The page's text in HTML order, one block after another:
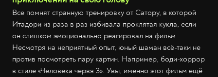
Все помнят странную тренировку от Сатору, в которой
Итадори из раза в раз избивала проклятая кукла, если
он слишком эмоционально реагировал на фильм.
Несмотря на неприятный опыт, юный шаман всё-таки не
против посмотреть пару картин. Например, боди-хоррор
в стиле «Человека червя 3». Увы, именно этот фильм ещё